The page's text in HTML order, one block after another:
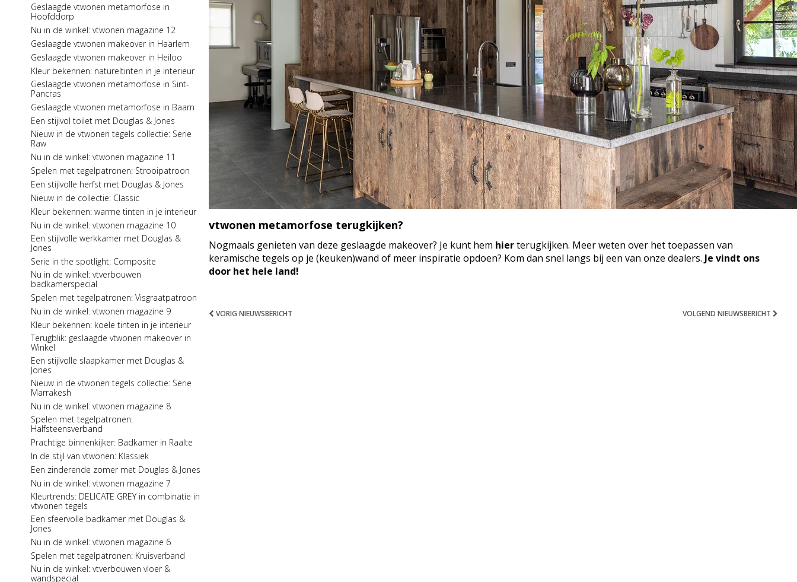
Spelen met tegelpatronen: Kruisverband
Nu in de winkel: vtverbouwen vloer &
wandspecial
Een stijlvolle keuken met Douglas & Jones
Nu in de winkel: Stijlvol Wonen 3
Een vrolijk voorjaar met Douglas & Jones
Spelen met tegelpatronen: Strooipatroon
Een stijlvolle woonkamer met Douglas &
Jones
Serie in de spotlight: Metals
Kleur bekennen: donkere kleuren in je
interieur
Een uitnodigende hal met Douglas & Jones
Spelen met tegelpatronen: Visgraatpatroon
Een fraai toilet met Douglas & Jones
De winter door met Douglas & Jones
Serie in the spotlight: Castles
Kleur bekennen: lichte kleuren in je interieur
Een inspirerende werkkamer met Douglas &
Jones
Spelen met tegelpatronen:
Halfsteensverband
Serie in the spotlight: One by One
Gespot in Stek Magazine 8: Douglas & Jones
Een sfeervolle slaapkamer met Douglas &
Jones
Een stijlvolle badkamer met Douglas & Jones
Nu in de winkel: Stijlvol Wonen 7
Een sfeervolle herfst met Douglas & Jones
Nu in de winkel: Eigen Huis & Interieur 7
Serie in the spotlight: Manor
Nu in de winkel: Stijlvol Wonen 6
Een smaakvolle keuken met Douglas &
Jones
Een sfeervolle woonkamer met Douglas &
Jones
Serie in the spotlight: Fusion
De serie One by One: de rijkdom van één
tegel
De serie Manor: Warm, diep en doorleefd
Uit de Douglas & Jones collectie: Manor en
Metals
Douglas & Jones zomeractie 2019
Maak kans op een Douglas & Jones
wooncheque t.w.v. € 2.500,-
Ontdek Douglas & Jones in Art of Living
Geslaagde vtwonen metamorfose in
Hoofddorp
Nu in de winkel: vtwonen magazine 12
Geslaagde vtwonen makeover in Haarlem
Geslaagde vtwonen makeover in Heiloo
Kleur bekennen: natureltinten in je interieur
Geslaagde vtwonen metamorfose in Sint-
Pancras
Geslaagde vtwonen metamorfose in Baarn
Een stijlvol toilet met Douglas & Jones
Nieuw in de vtwonen tegels collectie: Serie
Raw
Nu in de winkel: vtwonen magazine 11
Spelen met tegelpatronen: Strooipatroon
Een stijlvolle herfst met Douglas & Jones
Nieuw in de collectie: Classic
Kleur bekennen: warme tinten in je interieur
Nu in de winkel: vtwonen magazine 10
Een stijlvolle werkkamer met Douglas &
Jones
Serie in the spotlight: Composite
Nu in de winkel: vtverbouwen
badkamerspecial
Spelen met tegelpatronen: Visgraatpatroon
Nu in de winkel: vtwonen magazine 9
Kleur bekennen: koele tinten in je interieur
Terugblik: geslaagde vtwonen makeover in
Winkel
Een stijlvolle slaapkamer met Douglas &
Jones
Nieuw in de vtwonen tegels collectie: Serie
Marrakesh
Nu in de winkel: vtwonen magazine 8
Spelen met tegelpatronen:
Halfsteensverband
Prachtige binnenkijker: Badkamer in Raalte
In de stijl van vtwonen: Klassiek
Een zinderende zomer met Douglas & Jones
Nu in de winkel: vtwonen magazine 7
Kleurtrends: DELICATE GREY in combinatie in
vtwonen tegels
Een sfeervolle badkamer met Douglas &
Jones
Nu in de winkel: vtwonen magazine 6
Spelen met tegelpatronen: Kruisverband
Nu in de winkel: vtverbouwen vloer &
wandspecial
vtwonen metamorfose terugkijken?
Nogmaals genieten van deze geslaagde makeover? Je kunt hem hierterugkijken. Meer weten over het toepassen van
keramische tegels op je (keuken)wand of meer inspiratie opdoen? Kom dan snel langs bij een van onze dealers. Je vindt ons
door het hele land!
VORIG NIEUWSBERICHT VOLGEND NIEUWSBERICHT